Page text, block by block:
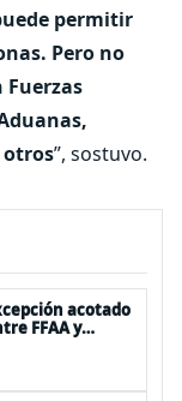
permitir
Pero no
”, sostuvo.
acotado
FFAA y